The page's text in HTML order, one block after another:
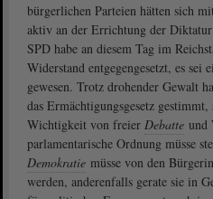
bürgerlichen Parteien hätten sich
aktiv an der Errichtung der
SPD habe an diesem Tag im
Widerstand entgegengesetzt, es
gewesen. Trotz drohender Gewalt
das Ermächtigungsgesetz
Wichtigkeit von freier Debatte und
parlamentarische Ordnung müsse
Demokratie müsse von den
werden, anderenfalls gerate sie in